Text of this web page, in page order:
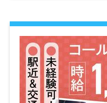
情報公開日
2026/05/25 00:00